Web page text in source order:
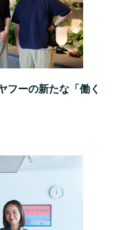
フーの新たな「働く